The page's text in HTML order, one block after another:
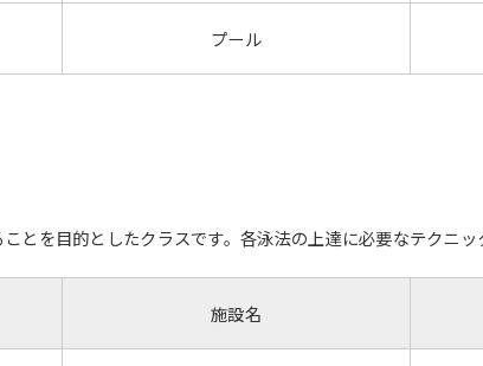
プール
とを目的としたクラスです。各泳法の上達に必要なテクニッ
施設名